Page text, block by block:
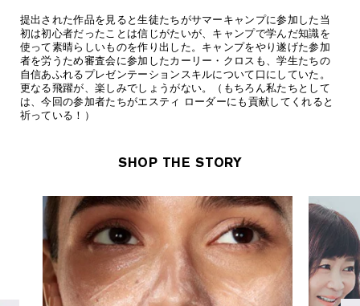
提出された作品を見ると生徒たちがサマーキャンプに参加した当
初は初心者だったことは信じがたいが、キャンプで学んだ知識を
使って素晴らしいものを作り出した。キャンプをやり遂げた参加
者を労うため審査会に参加したカーリー・クロスも、学生たちの
自信あふれるプレゼンテーションスキルについて口にしていた。
更なる飛躍が、楽しみでしょうがない。（もちろん私たちとして
は、今回の参加者たちがエスティ ローダーにも貢献してくれると
祈っている！）
SHOP THE STORY